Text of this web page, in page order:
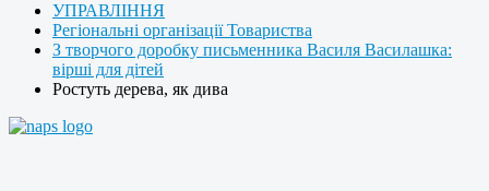
УПРАВЛІННЯ
Регіональні організації Товариства
З творчого доробку письменника Василя Василашка:
вірші для дітей
Ростуть дерева, як дива